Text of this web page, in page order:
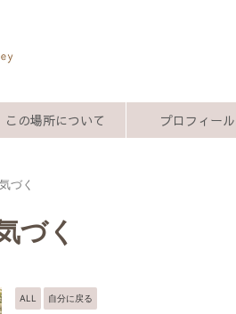
この場所について プロフィール
づく
づく
ALL 自分に戻る